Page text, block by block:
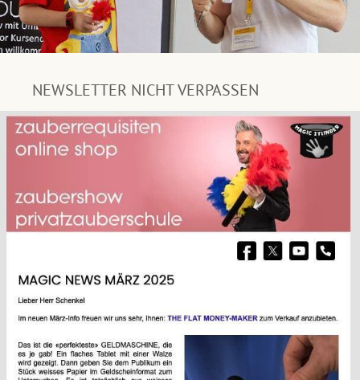
NEWSLETTER NICHT VERPASSEN